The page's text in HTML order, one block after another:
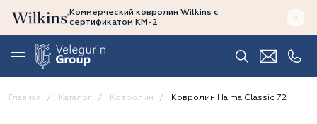
Коммерческий ковролин Wilkins с
сертификатом КМ-2
Главная Каталог Ковролин Ковролин Haima Classic 72